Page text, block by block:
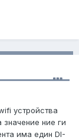
устройства
ние ги
има един DI-